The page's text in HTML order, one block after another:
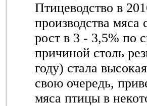
Птицеводство в
производства мяса
рост в 3 - 3,5% по
причиной столь
году) стала
свою очередь,
мяса птицы в